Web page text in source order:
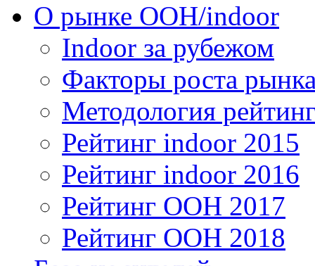
О рынке OOH/indoor
Indoor за рубежом
Факторы роста
Методология
Рейтинг indoor 2015
Рейтинг indoor 2016
Рейтинг OOH 2017
Рейтинг OOH 2018